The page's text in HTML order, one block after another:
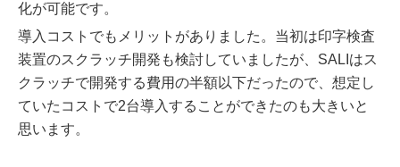
化が可能です。
導入コストでもメリットがありました。当初は印字検査
装置のスクラッチ開発も検討していましたが、SALIはス
クラッチで開発する費用の半額以下だったので、想定し
ていたコストで2台導入することができたのも大きいと
思います。